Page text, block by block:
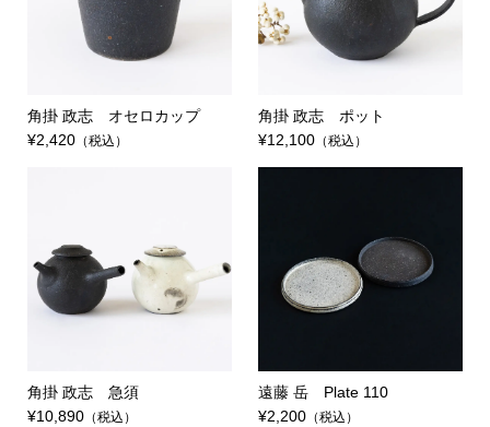
角掛 政志 オセロカップ
¥2,420（税込）
角掛 政志 ポット
¥12,100 （税込）
角掛 政志 急須
¥10,890（税込）
遠藤 岳 Plate 110
¥2,200 （税込）